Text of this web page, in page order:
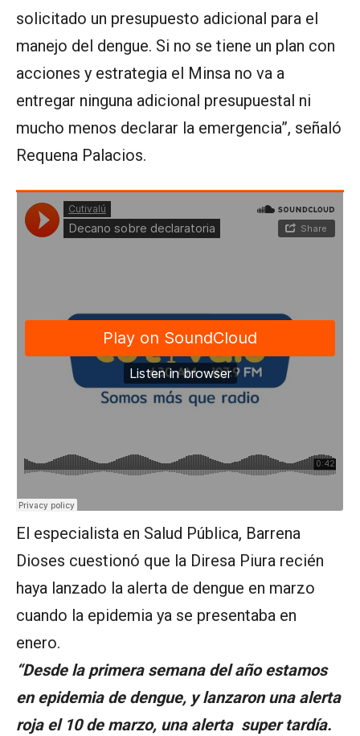
solicitado un presupuesto adicional para el
manejo del dengue. Si no se tiene un plan con
acciones y estrategia el Minsa no va a
entregar ninguna adicional presupuestal ni
mucho menos declarar la emergencia”, señaló
Requena Palacios.
El especialista en Salud Pública, Barrena
Dioses cuestionó que la Diresa Piura recién
haya lanzado la alerta de dengue en marzo
cuando la epidemia ya se presentaba en
enero.
“Desde la primera semana del año estamos
en epidemia de dengue, y lanzaron una alerta
roja el 10 de marzo, una alerta super tardía.